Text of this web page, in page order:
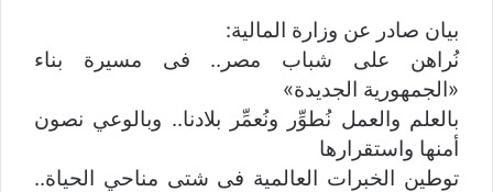
ت
ر
ن
بيان صادر عن وزارة المالية:
نُراهن على شباب مصر.. فى مسيرة بناء
«الجمهورية الجديدة»
بالعلم والعمل نُطوِّر ونُعمِّر بلادنا.. وبالوعي نصون
أمنها واستقرارها
توطين الخبرات العالمية فى شتى مناحي الحياة..